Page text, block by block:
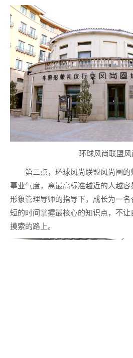
环球风尚联盟风
第二点，环球风尚联盟风尚圈
事业气度，离最高标准越近的人越
形象管理导师的指导下，成长为一
短的时间掌握最核心的知识点，不
摸索的路上。